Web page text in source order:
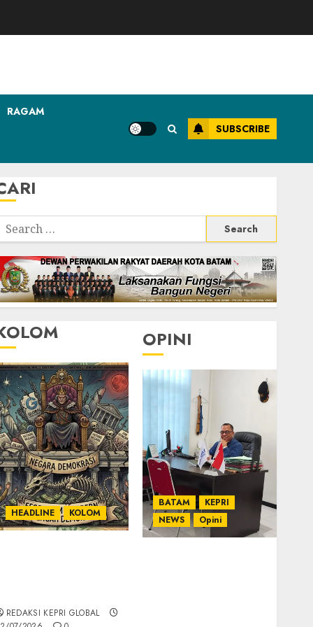
RAGAM
SUBSCRIBE
Search
HEADLINE KOLOM
REDAKSI KEPRI GLOBAL
OPINI
BATAM
KEPRI
NEWS
Opini